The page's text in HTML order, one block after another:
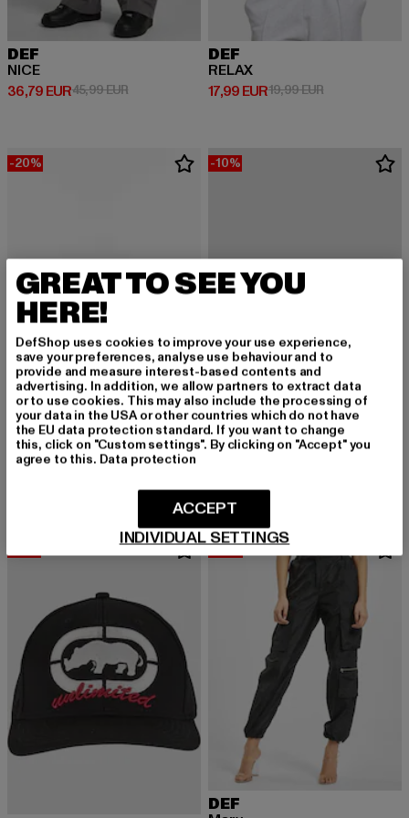
DEF
NICE
36,79 EUR
Derzeitiger Preis: 36,79 EUR
45,99 EURAktionspreis: 45,99 EUR
DEF
RELAX
17,99 EUR
Derzeitiger Preis: 17,99 EUR
19,99 EURAktionspreis:
-20%
DEF
Sachet
-10%
ROCAWEAR
ROCAFELLA
-33%
DEF
GREAT TO SEE YOU
HERE!
DefShop uses cookies to improve your use experience,
save your preferences, analyse use behaviour and to
provide and measure interest-based contents and
advertising. In addition, we allow partners to extract data
or to use cookies. This may also include the processing of
your data in the USA or other countries which do not have
the EU data protection standard. If you want to change
this, click on "Custom settings". By clicking on "Accept" you
agree to this. Data protection
INDIVIDUAL SETTINGS
ACCEPT